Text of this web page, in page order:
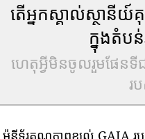
តើអ្នកស្គាល់ស្ថា
ក្នុងតំប
ហេតុអ្វីមិនចូលរួមផែន
រ
ម៉ូនីទ័រគុណភាពខ្យល់ GAIA រ